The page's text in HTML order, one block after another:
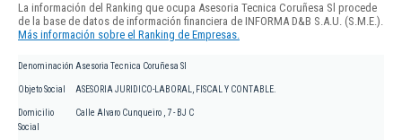
La información del Ranking que ocupa Asesoria Tecnica Coruñesa Sl procede
de la base de datos de información financiera de INFORMA D&B S.A.U. (S.M.E.).
Más información sobre el Ranking de Empresas.
Denominación Asesoria Tecnica Coruñesa Sl
Objeto Social ASESORIA JURIDICO-LABORAL, FISCAL Y CONTABLE.
Domicilio
Social
Calle Alvaro Cunqueiro , 7 - BJ C